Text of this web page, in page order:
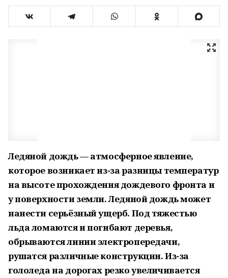
Ледяной дождь — атмосферное явление,
которое возникает из-за разницы температур
на высоте прохождения дождевого фронта и
у поверхности земли.Ледяной дождь может
нанести серьёзный ущерб. Под тяжестью
льда ломаются и погибают деревья,
обрываются линии электропередачи,
рушатся различные конструкции. Из-за
гололеда на дорогах резко увеличивается